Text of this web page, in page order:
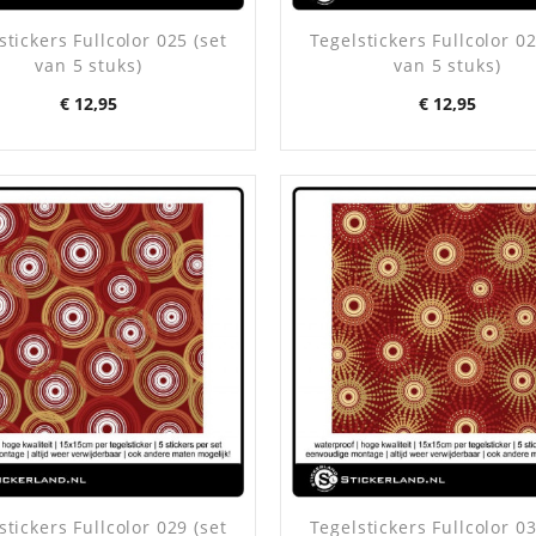
Fullcolor 025 (set
van 5 stuks)
Prijs
€ 12,95
Tegelstickers Fullcolor
van 5 stuks)
Prijs
€ 12,95
Fullcolor 029 (set Tegelstickers Fullcolor